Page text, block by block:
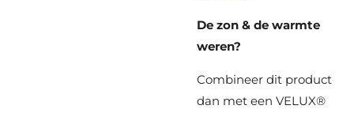
De zon & de warmte
weren?
Combineer dit product
dan met een VELUX®